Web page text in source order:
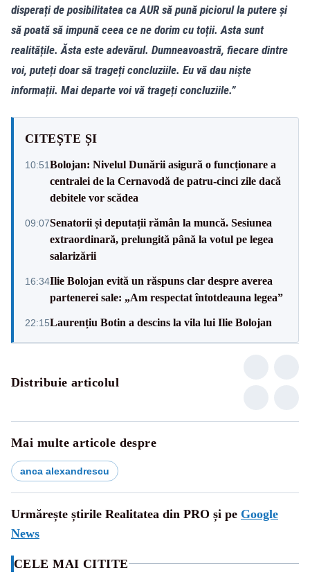
disperați de posibilitatea ca AUR să pună piciorul la putere și
să poată să impună ceea ce ne dorim cu toții. Asta sunt
realitățile. Ăsta este adevărul. Dumneavoastră, fiecare dintre
voi, puteți doar să trageți concluziile. Eu vă dau niște
informații. Mai departe voi vă trageți concluziile.”
CITEȘTE ȘI
10:51Bolojan: Nivelul Dunării asigură o funcționare a
centralei de la Cernavodă de patru-cinci zile dacă
debitele vor scădea
09:07Senatorii și deputații rămân la muncă. Sesiunea
extraordinară, prelungită până la votul pe legea
salarizării
16:34Ilie Bolojan evită un răspuns clar despre averea
partenerei sale: „Am respectat întotdeauna legea”
22:15Laurențiu Botin a descins la vila lui Ilie Bolojan
Distribuie articolul
Mai multe articole despre
anca alexandrescu
Urmărește știrile Realitatea din PRO și pe Google
News
CELE MAI CITITE